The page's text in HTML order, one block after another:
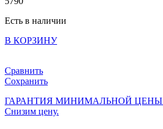
Есть в наличии
В КОРЗИНУ
Сравнить
Сохранить
ГАРАНТИЯ МИНИМАЛЬНОЙ ЦЕНЫ
Снизим цену.